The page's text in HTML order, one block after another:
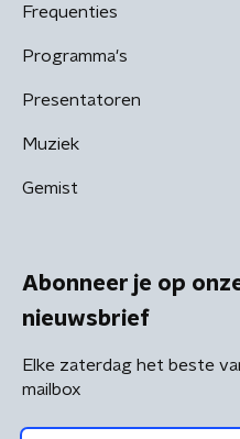
Frequenties
Programma's
Presentatoren
Muziek
Gemist
Abonneer je op
nieuwsbrief
Elke zaterdag het beste
mailbox